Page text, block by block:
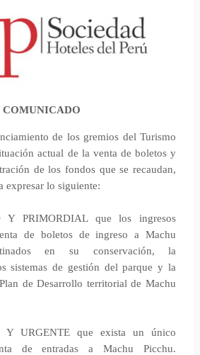
COMUNICADO
de los gremios del Turismo
actual de la venta de boletos y
de los fondos que se recaudan,
expresar lo siguiente:
Y PRIMORDIAL que los ingresos
de boletos de ingreso a Machu
en su conservación, la
sistemas de gestión del parque y la
de Desarrollo territorial de Machu
Y URGENTE que exista un único
de entradas a Machu Picchu.